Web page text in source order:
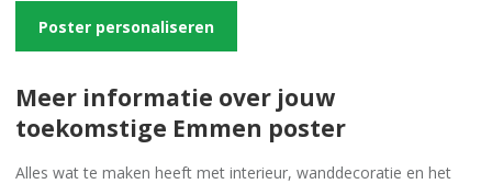
Poster personaliseren
Meer informatie over jouw
toekomstige Emmen poster
Alles wat te maken heeft met interieur, wanddecoratie en het